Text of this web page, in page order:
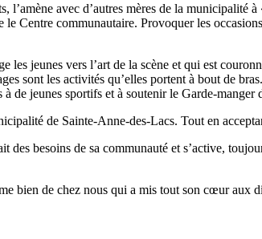
l’amène avec d’autres mères de la
Centre communautaire. Provoquer les
jeunes vers l’art de la scène et qui est
sont les activités qu’elles portent à bout de
de jeunes sportifs et à soutenir le Garde-
de Sainte-Anne-des-Lacs. Tout en
besoins de sa communauté et s’active,
bien de chez nous qui a mis tout son cœur aux